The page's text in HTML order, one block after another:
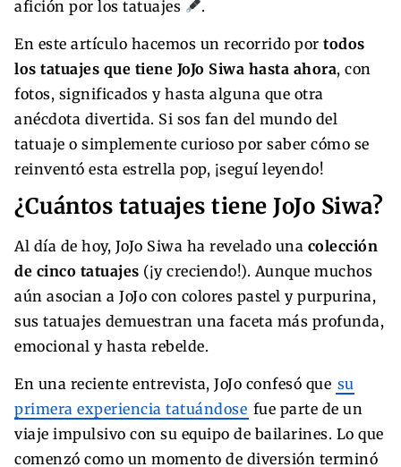
afición por los tatuajes
.
En este artículo hacemos un recorrido por todos
los tatuajes que tiene JoJo Siwa hasta ahora, con
fotos, significados y hasta alguna que otra
anécdota divertida. Si sos fan del mundo del
tatuaje o simplemente curioso por saber cómo se
reinventó esta estrella pop, ¡seguí leyendo!
¿Cuántos tatuajes tiene JoJo Siwa?
Al día de hoy, JoJo Siwa ha revelado una colección
de cinco tatuajes (¡y creciendo!). Aunque muchos
aún asocian a JoJo con colores pastel y purpurina,
sus tatuajes demuestran una faceta más profunda,
emocional y hasta rebelde.
En una reciente entrevista, JoJo confesó que su
primera experiencia tatuándose fue parte de un
viaje impulsivo con su equipo de bailarines. Lo que
comenzó como un momento de diversión terminó